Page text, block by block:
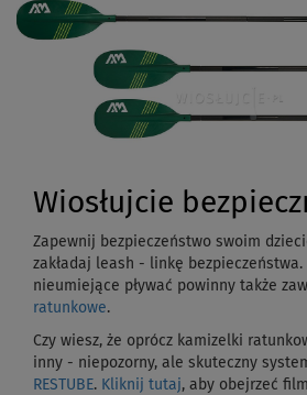
Wiosłujcie
Zapewnij bezpieczeństwo swoim
zakładaj leash - linkę
nieumiejące pływać powinny także
ratunkowe.
Czy wiesz, że oprócz kamizelki
inny - niepozorny, ale skuteczny
RESTUBE. Kliknij tutaj, aby obejrzeć